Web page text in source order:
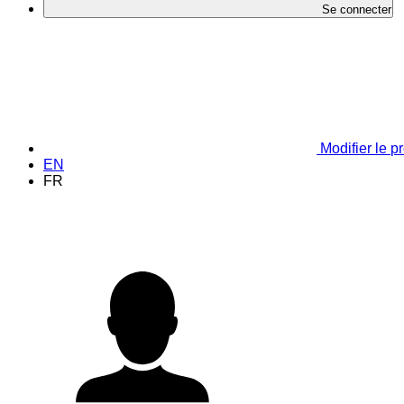
Se connecter
Modifier le
EN
FR